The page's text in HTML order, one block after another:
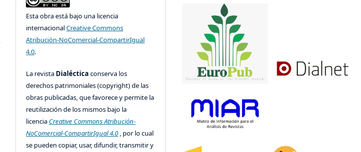
Esta obra está bajo una licencia
internacionalCreative Commons
Atribución-NoComercial-CompartirIgual
4.0.
La revista Dialécticaconserva los
derechos patrimoniales (copyright) de las
obras publicadas, que favorece y permite la
reutilización de los mismos bajo la
licencia Creative Commons Atribución-
NoComercial-CompartirIgual 4.0 , por lo cual
se pueden copiar, usar, difundir, transmitir y